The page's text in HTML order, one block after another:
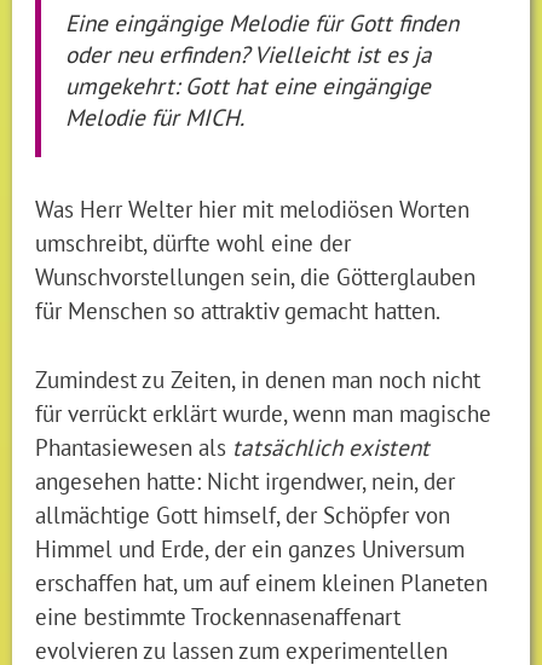
Eine eingängige Melodie für Gott finden
oder neu erfinden? Vielleicht ist es ja
umgekehrt: Gott hat eine eingängige
Melodie für MICH.
Was Herr Welter hier mit melodiösen Worten
umschreibt, dürfte wohl eine der
Wunschvorstellungen sein, die Götterglauben
für Menschen so attraktiv gemacht hatten.
Zumindest zu Zeiten, in denen man noch nicht
für verrückt erklärt wurde, wenn man magische
Phantasiewesen als tatsächlich existent
angesehen hatte: Nicht irgendwer, nein, der
allmächtige Gott himself, der Schöpfer von
Himmel und Erde, der ein ganzes Universum
erschaffen hat, um auf einem kleinen Planeten
eine bestimmte Trockennasenaffenart
evolvieren zu lassen zum experimentellen